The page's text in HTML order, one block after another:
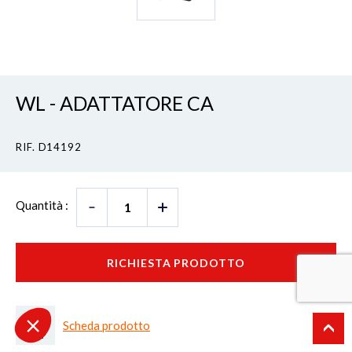
WL - ADATTATORE CA
RIF. D14192
Quantità :
RICHIESTA PRODOTTO
Scheda prodotto